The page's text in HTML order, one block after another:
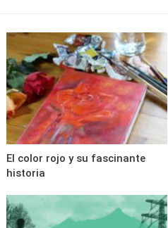
El color rojo y su fascinante
historia